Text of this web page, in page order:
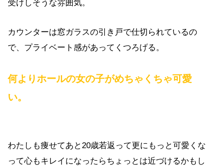
受けしそうな雰囲気。
カウンターは窓ガラスの引き戸で仕切られているの
で、プライベート感があってくつろげる。
何よりホールの女の子がめちゃくちゃ可愛
い。
わたしも痩せてあと20歳若返って更にもっと可愛くな
って心もキレイになったらちょっとは近づけるかもし